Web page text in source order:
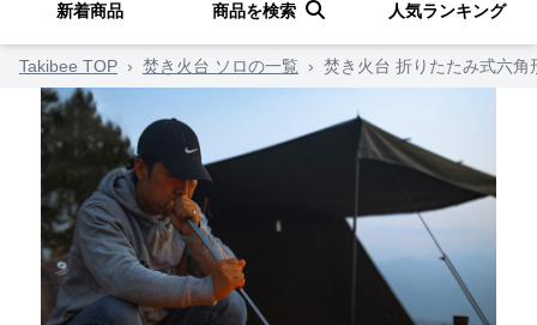
新着商品 商品を検索 人気ランキング
Takibee TOP › 焚き火台 ソロの一覧 › 焚き火台 折りたたみ式六